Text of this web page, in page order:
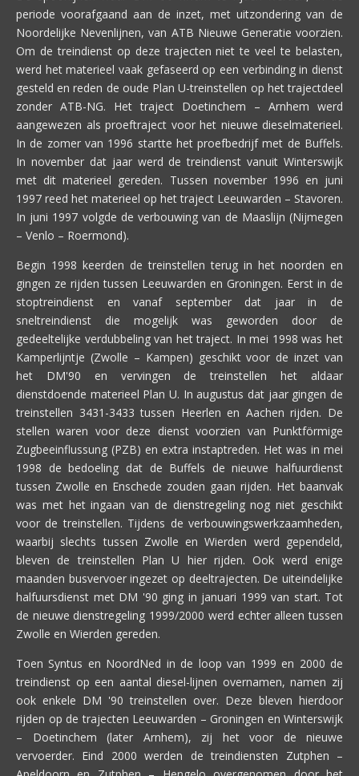
periode voorafgaand aan de inzet, met uitzondering van de
Noordelijke Nevenlijnen, van ATB Nieuwe Generatie voorzien.
Om de treindienst op deze trajecten niet te veel te belasten,
werd het materieel vaak gefaseerd op een verbinding in dienst
gesteld en reden de oude Plan U-treinstellen op het trajectdeel
zonder ATB-NG. Het traject Doetinchem – Arnhem werd
aangewezen als proeftraject voor het nieuwe dieselmaterieel.
In de zomer van 1996 startte het proefbedrijf met de Buffels.
In november dat jaar werd de treindienst vanuit Winterswijk
met dit materieel gereden. Tussen november 1996 en juni
1997 reed het materieel op het traject Leeuwarden – Stavoren.
In juni 1997 volgde de verbouwing van de Maaslijn (Nijmegen
– Venlo – Roermond).
Begin 1998 keerden de treinstellen terug in het noorden en
gingen ze rijden tussen Leeuwarden en Groningen. Eerst in de
stoptreindienst en vanaf september dat jaar in de
sneltreindienst die mogelijk was geworden door de
gedeeltelijke verdubbeling van het traject. In mei 1998 was het
Kamperlijntje (Zwolle – Kampen) geschikt voor de inzet van
het DM'90 en vervingen de treinstellen het aldaar
dienstdoende materieel Plan U. In augustus dat jaar gingen de
treinstellen 3431-3433 tussen Heerlen en Aachen rijden. De
stellen waren voor deze dienst voorzien van Punktförmige
Zugbeeinflussung (PZB) en extra instaptreden. Het was in mei
1998 de bedoeling dat de Buffels de nieuwe halfuurdienst
tussen Zwolle en Enschede zouden gaan rijden. Het baanvak
was met het ingaan van de dienstregeling nog niet geschikt
voor de treinstellen. Tijdens de verbouwingswerkzaamheden,
waarbij slechts tussen Zwolle en Wierden werd gependeld,
bleven de treinstellen Plan U hier rijden. Ook werd enige
maanden busvervoer ingezet op deeltrajecten. De uiteindelijke
halfuursdienst met DM '90 ging in januari 1999 van start. Tot
de nieuwe dienstregeling 1999/2000 werd echter alleen tussen
Zwolle en Wierden gereden.
Toen Syntus en NoordNed in de loop van 1999 en 2000 de
treindienst op een aantal diesel-lijnen overnamen, namen zij
ook enkele DM '90 treinstellen over. Deze bleven hierdoor
rijden op de trajecten Leeuwarden – Groningen en Winterswijk
– Doetinchem (later Arnhem), zij het voor de nieuwe
vervoerder. Eind 2000 werden de treindiensten Zutphen –